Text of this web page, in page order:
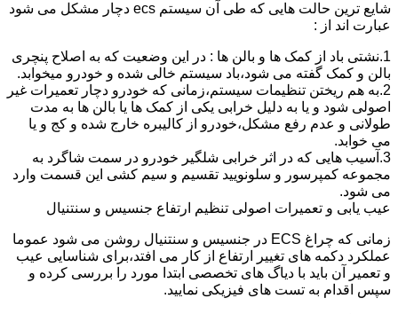
شایع ترین حالت هایی که طی آن سیستم ecs دچار مشکل می شود
عبارت اند از :
1.نشتی باد از کمک ها و بالن ها : در این وضعیت که به اصلاح پنچری
بالن و کمک گفته می شود،باد سیستم خالی شده و خودرو میخوابد.
2.به هم ریختن تنظیمات سیستم،زمانی که خودرو دچار تعمیرات غیر
اصولی شود و یا به دلیل خرابی یکی از کمک ها یا بالن ها به مدت
طولانی و عدم رفع مشکل،خودرو از کالیبره خارج شده و کج و یا
می خوابد.
3.آسیب هایی که در اثر خرابی شلگیر خودرو در سمت شاگرد به
مجموعه کمپرسور و سلونویید تقسیم و سیم کشی این قسمت وارد
می شود.
عیب یابی و تعمیرات اصولی تنظیم ارتفاع جنسیس و سنتنیال
زمانی که چراغ ECS در جنسیس و سنتنیال روشن می شود عموما
عملکرد دکمه های تغییر ارتفاع از کار می افتد،برای شناسایی عیب
و تعمیر آن باید با دیاگ های تخصصی ابتدا مورد را بررسی کرده و
سپس اقدام به تست های فیزیکی نمایید.